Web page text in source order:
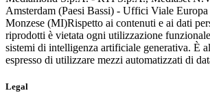
Amsterdam (Paesi Bassi) - Uffici Viale
Monzese (MI)Rispetto ai contenuti e ai dati
riprodotti è vietata ogni utilizzazione
sistemi di intelligenza artificiale generativa. È
espresso di utilizzare mezzi automatizzati di
Legal